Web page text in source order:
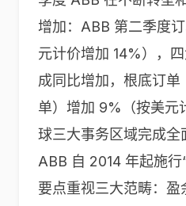
增加：ABB 第二季度
元计价增加 14%），
成同比增加，根底订
单）增加 9%（按美元
球三大事务区域完成全
ABB 自 2014 年起施行
要点重视三大范畴：